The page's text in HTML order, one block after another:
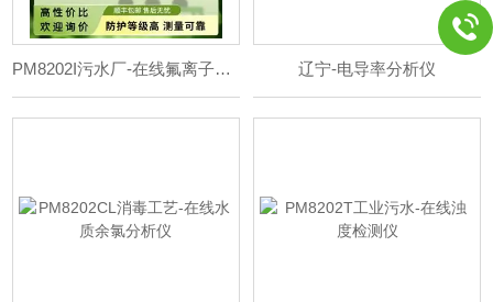
PM8202I污水厂-在线氟离子测量仪 辽宁-电导率分析仪